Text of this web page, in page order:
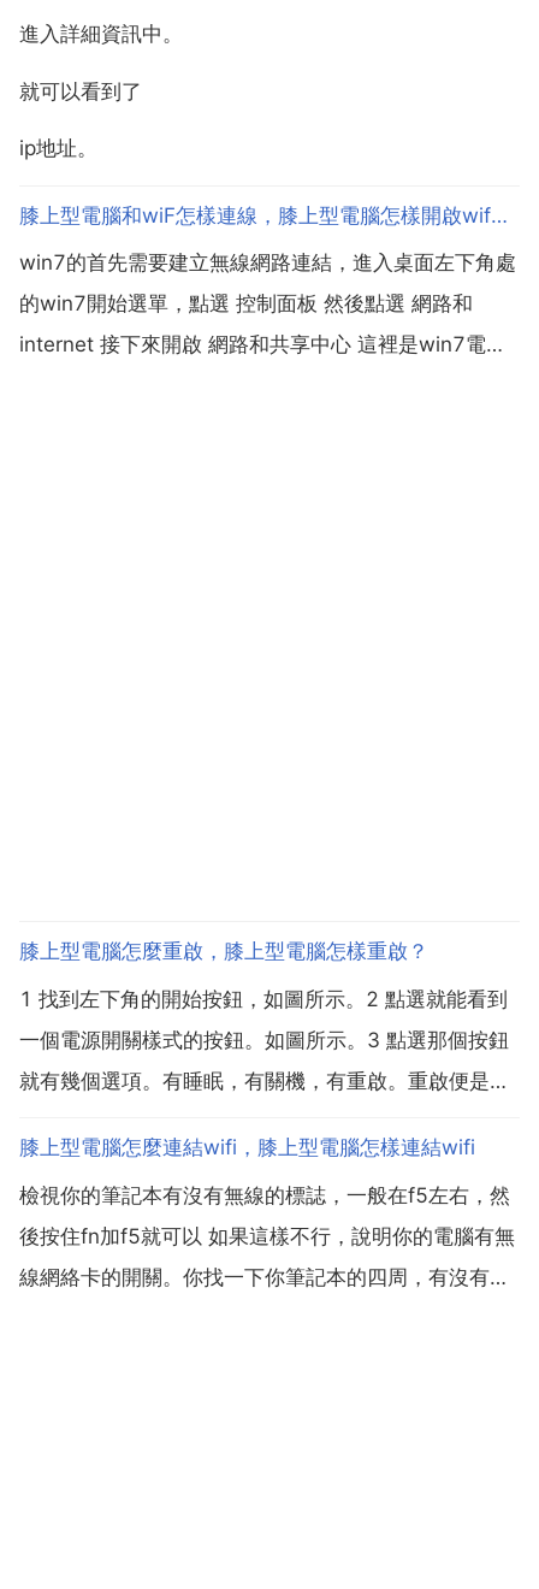
進入詳細資訊中。
就可以看到了
ip地址。
膝上型電腦和wiF怎樣連線，膝上型電腦怎樣開啟wif共享？
win7的首先需要建立無線網路連結，進入桌面左下角處
的win7開始選單，點選 控制面板 然後點選 網路和
internet 接下來開啟 網路和共享中心 這裡是win7電腦
膝上型電腦怎麼重啟，膝上型電腦怎樣重啟？
1 找到左下角的開始按鈕，如圖所示。2 點選就能看到
一個電源開關樣式的按鈕。如圖所示。3 點選那個按鈕
就有幾個選項。有睡眠，有關機，有重啟。重啟便是。
示。5 登入介面右下角有電源開關按鈕。完成效果圖。
工作列消失的解決辦法 1 按動鍵盤上的f11鍵。2 ...
膝上型電腦怎麼連結wifi，膝上型電腦怎樣連結wifi
檢視你的筆記本有沒有無線的標誌，一般在f5左右，然
後按住fn加f5就可以 如果這樣不行，說明你的電腦有無
線網絡卡的開關。你找一下你筆記本的四周，有沒有一